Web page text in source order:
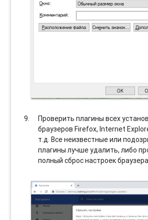
Проверить плагины всех
браузеров Firefox, Internet
т.д. Все неизвестные или
плагины лучше удалить, либо
полный сброс настроек